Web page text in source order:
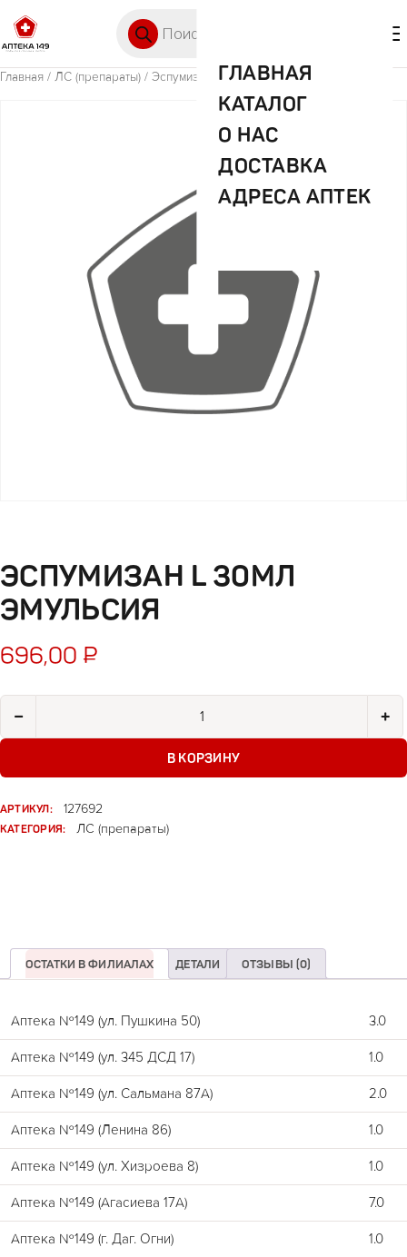
ГЛАВНАЯ
КАТАЛОГ
О НАС
ДОСТАВКА
АДРЕСА АПТЕК
Главная / ЛС (препараты) / Эспумизан L 30мл эмульсия
ЭСПУМИЗАН L 30МЛ
ЭМУЛЬСИЯ
696,00 ₽
− +
В КОРЗИНУ
АРТИКУЛ:
127692
КАТЕГОРИЯ:
ЛС (препараты)
ОСТАТКИ В ФИЛИАЛАХ ДЕТАЛИ ОТЗЫВЫ (0)
Аптека №149 (ул. Пушкина 50) 3.0
Аптека №149 (ул. 345 ДСД 17) 1.0
Аптека №149 (ул. Сальмана 87А) 2.0
Аптека №149 (Ленина 86) 1.0
Аптека №149 (ул. Хизроева 8) 1.0
Аптека №149 (Агасиева 17А) 7.0
Аптека №149 (г. Даг. Огни) 1.0